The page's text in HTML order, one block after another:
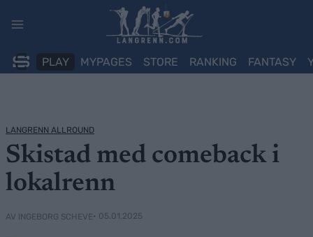
PLAY MYPAGES STORE RANKING FANTASY
LANGRENN ALLROUND
Skistad med comeback i
lokalrenn
AV INGEBORG SCHEVE• 05.01.2025